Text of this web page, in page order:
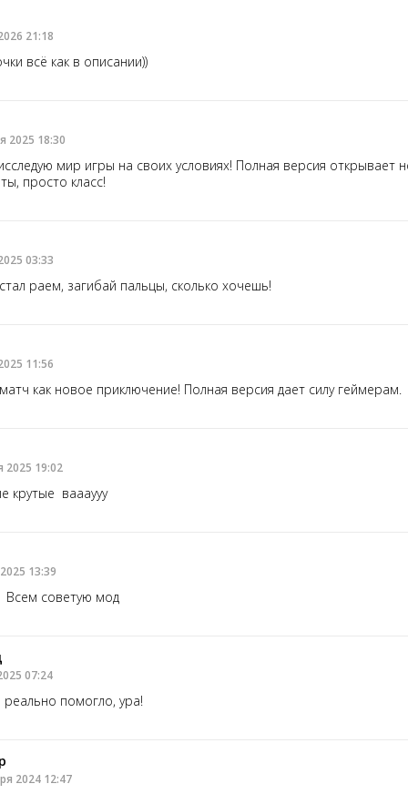
21:18
всё как в описании))
2025 18:30
мир игры на своих условиях! Полная версия открывает
просто класс!
03:33
раем, загибай пальцы, сколько хочешь!
11:56
как новое приключение! Полная версия дает силу геймерам.
2025 19:02
крутые ваааууу
13:39
Всем советую мод
07:24
реально помогло, ура!
2024 12:47